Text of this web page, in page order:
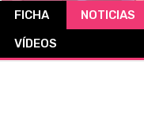
FICHA NOTICIAS
VÍDEOS